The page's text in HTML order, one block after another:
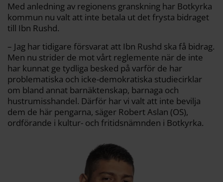
Med anledning av regionens granskning har Botkyrka
kommun nu valt att inte betala ut det frysta bidraget
till Ibn Rushd.
– Jag har tidigare försvarat att Ibn Rushd ska få bidrag.
Men nu strider de mot vårt reglemente när de inte
har kunnat ge tydliga besked på varför de har
problematiska och icke-demokratiska studiecirklar
om bland annat barnäktenskap, barnaga och
hustrumisshandel. Därför har vi valt att inte bevilja
dem de här pengarna, säger Robert Aslan (OS),
ordförande i kultur- och fritidsnämnden i Botkyrka.